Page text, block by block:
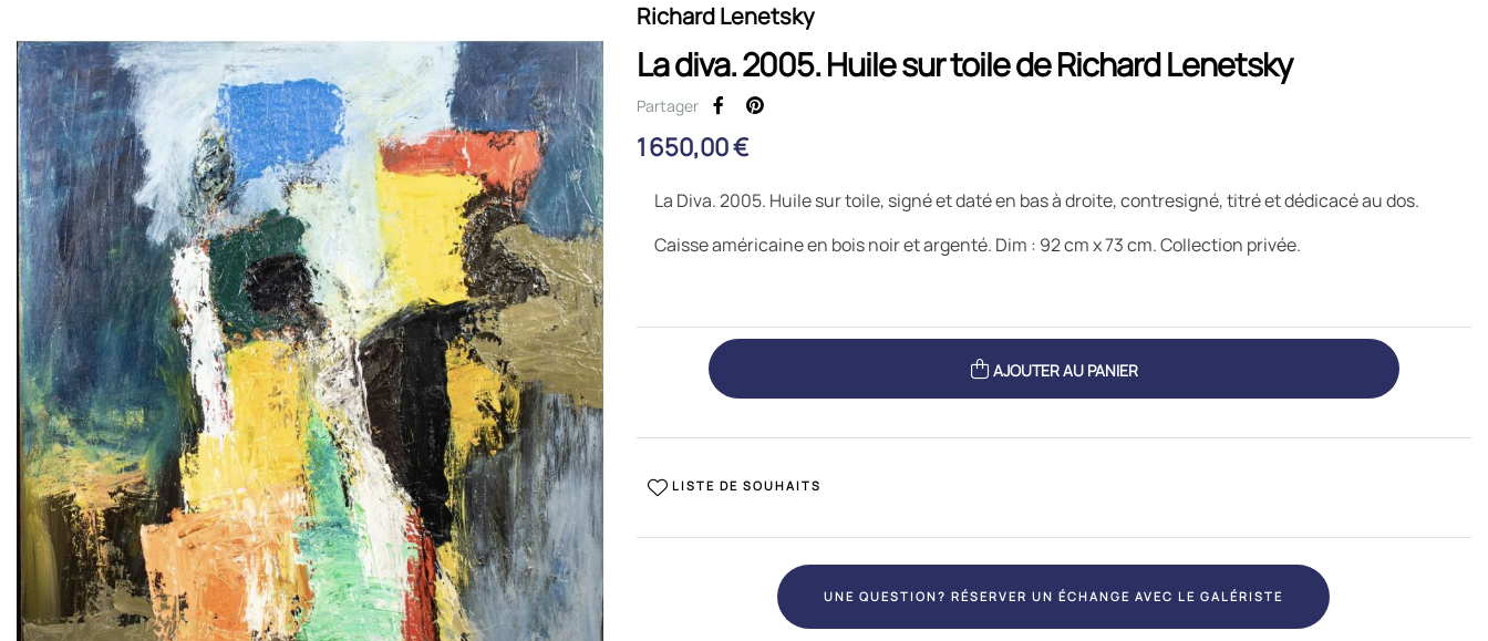
Richard Lenetsky
La diva. 2005. Huile sur toile de Richard Lenetsky
Partager
1 650,00 €
La Diva. 2005. Huile sur toile, signé et daté en bas à droite, contresigné, titré et dédicacé au dos.
Caisse américaine en bois noir et argenté. Dim : 92 cm x 73 cm. Collection privée.
AJOUTER AU PANIER
LISTE DE SOUHAITS
UNE QUESTION? RÉSERVER UN ÉCHANGE AVEC LE GALÉRISTE